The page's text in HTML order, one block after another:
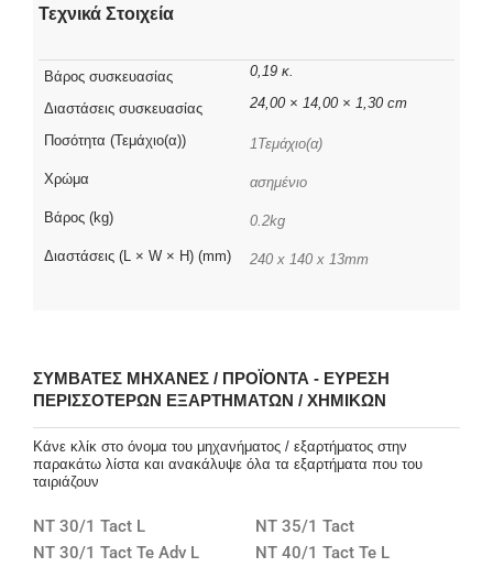
Τεχνικά Στοιχεία
Βάρος συσκευασίας 0,19 κ.
Διαστάσεις συσκευασίας 24,00 × 14,00 × 1,30 cm
Ποσότητα (Τεμάχιο(α)) 1Τεμάχιο(α)
Χρώμα ασημένιο
Βάρος (kg) 0.2kg
Διαστάσεις (L × W × H) (mm) 240 x 140 x 13mm
ΣΥΜΒΑΤΈΣ ΜΗΧΑΝΈΣ / ΠΡΟΪΌΝΤΑ - ΕΎΡΕΣΗ
ΠΕΡΙΣΣΌΤΕΡΩΝ ΕΞΑΡΤΗΜΆΤΩΝ / ΧΗΜΙΚΏΝ
Κάνε κλίκ στο όνομα του μηχανήματος / εξαρτήματος στην
παρακάτω λίστα και ανακάλυψε όλα τα εξαρτήματα που του
ταιριάζουν
NT 30/1 Tact L
NT 30/1 Tact Te Adv L
NT 35/1 Tact
NT 40/1 Tact Te L